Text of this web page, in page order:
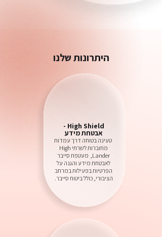
היתרונות שלנו
High Shield -
אבטחת מידע
טעינה בטוחה דרך עמדות
מחוברות לשרתי High
Lander, מעטפת סייבר
לאבטחת מידע והגנה על
הפרטיות בפעילות במרחב
הציבורי, כולל ביטוח סייבר.